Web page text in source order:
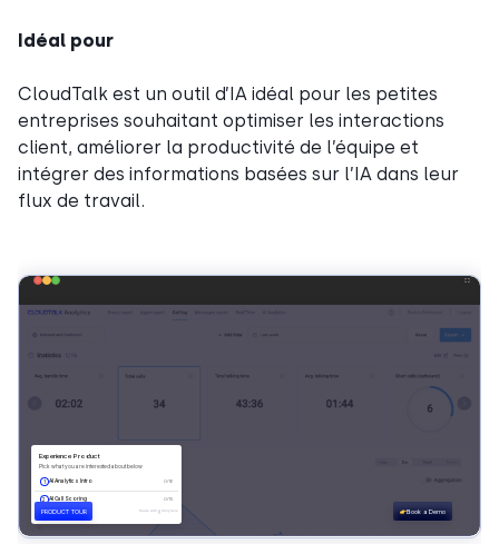
Idéal pour
CloudTalk est un outil d’IA idéal pour les petites
entreprises souhaitant optimiser les interactions
client, améliorer la productivité de l’équipe et
intégrer des informations basées sur l’IA dans leur
flux de travail.